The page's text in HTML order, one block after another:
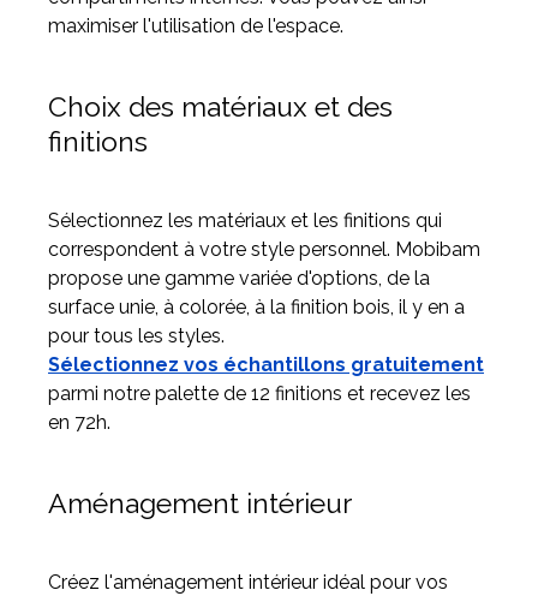
maximiser l'utilisation de l'espace.
Choix des matériaux et des
finitions
Sélectionnez les matériaux et les finitions qui
correspondent à votre style personnel. Mobibam
propose une gamme variée d'options, de la
surface unie, à colorée, à la finition bois, il y en a
pour tous les styles.
Sélectionnez vos échantillons gratuitement
parmi notre palette de 12 finitions et recevez les
en 72h.
Aménagement intérieur
Créez l'aménagement intérieur idéal pour vos